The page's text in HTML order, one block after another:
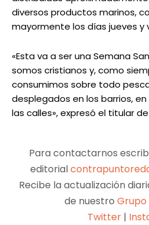
diversos productos marinos,
mayormente los días jueves y
«Esta va a ser una Semana
somos cristianos y, como
consumimos sobre todo
desplegados en los barrios,
las calles», expresó el titular
Para contactarnos
editorial
Recibe la actualización
de nuestro
Twitter |